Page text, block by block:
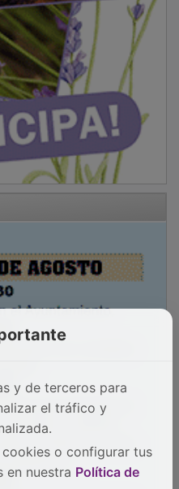
y de terceros para
el tráfico y
o configurar tus
en nuestra Política de